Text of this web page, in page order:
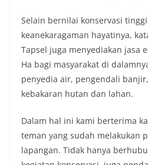
warga dalam
Bhabinkamtibmas
Sambangi Warga
Pemasangan Bendera
Kemerdekaan
rangka menyambut Hari
Kemerdekaan Republik
Bhabinkamtibmas
sambang Door to Door
warga di wilayah
Medan Sunggal, pada
tersebut berlangsung
Selain bernilai konservasi
keanekaragaman hayatinya,
Tapsel juga menyediakan jasa
Ha bagi masyarakat di
penyedia air, pengendali
kebakaran hutan dan lahan.
Dalam hal ini kami berterima
teman yang sudah melakukan
lapangan. Tidak hanya